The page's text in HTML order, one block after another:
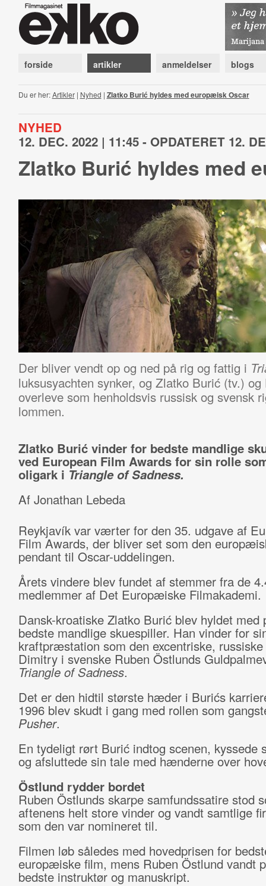
forside artikler anmeldelser blogs
Du er her:Artikler| Nyhed | Zlatko Burić hyldes med europæisk Oscar
NYHED
12. DEC. 2022 | 11:45 - OPDATERET 12.
Zlatko Burić hyldes med
Der bliver vendt op og ned på rig og fattig i
luksusyachten synker, og Zlatko Burić (tv.)
overleve som henholdsvis russisk og svensk
lommen.
Zlatko Burić vinder for bedste mandlige
ved European Film Awards for sin rolle
oligark i Triangle of Sadness.
Af Jonathan Lebeda
Reykjavík var værter for den 35. udgave af
Film Awards, der bliver set som den
pendant til Oscar-uddelingen.
Årets vindere blev fundet af stemmer fra de
medlemmer af Det Europæiske Filmakademi.
Dansk-kroatiske Zlatko Burić blev hyldet med
bedste mandlige skuespiller. Han vinder for
kraftpræstation som den excentriske,
Dimitry i svenske Ruben Östlunds
Triangle of Sadness.
Det er den hidtil største hæder i Burićs
1996 blev skudt i gang med rollen som
Pusher.
En tydeligt rørt Burić indtog scenen, kyssede
og afsluttede sin tale med hænderne over
Östlund rydder bordet
Ruben Östlunds skarpe samfundssatire stod
aftenens helt store vinder og vandt samtlige
som den var nomineret til.
Filmen løb således med hovedprisen for
europæiske film, mens Ruben Östlund vandt
bedste instruktør og manuskript.